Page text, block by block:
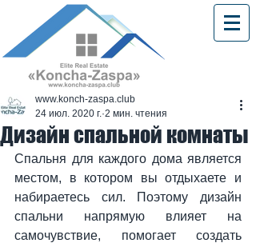
Дизайн спальной комнаты
www.konch-zaspa.club
24 июл. 2020 г. 2 мин. чтения
Спальня для каждого дома является
местом, в котором вы отдыхаете и
набираетесь сил. Поэтому дизайн
спальни напрямую влияет на
самочувствие, помогает создать